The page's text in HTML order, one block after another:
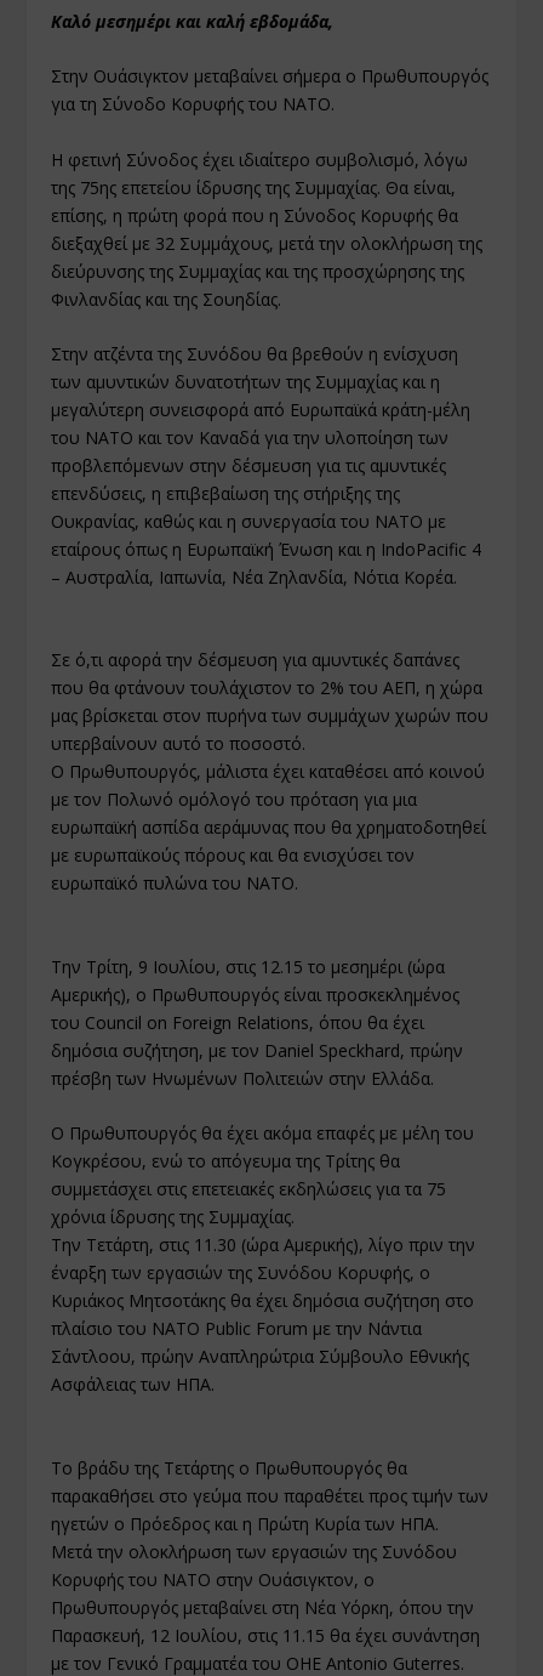
Καλό μεσημέρι και καλή εβδομάδα,
Στην Ουάσιγκτον μεταβαίνει σήμερα ο Πρωθυπουργός
για τη Σύνοδο Κορυφής του ΝΑΤΟ.
Η φετινή Σύνοδος έχει ιδιαίτερο συμβολισμό, λόγω
της 75ης επετείου ίδρυσης της Συμμαχίας. Θα είναι,
επίσης, η πρώτη φορά που η Σύνοδος Κορυφής θα
διεξαχθεί με 32 Συμμάχους, μετά την ολοκλήρωση της
διεύρυνσης της Συμμαχίας και της προσχώρησης της
Φινλανδίας και της Σουηδίας.
Στην ατζέντα της Συνόδου θα βρεθούν η ενίσχυση
των αμυντικών δυνατοτήτων της Συμμαχίας και η
μεγαλύτερη συνεισφορά από Ευρωπαϊκά κράτη-μέλη
του ΝΑΤΟ και τον Καναδά για την υλοποίηση των
προβλεπόμενων στην δέσμευση για τις αμυντικές
επενδύσεις, η επιβεβαίωση της στήριξης της
Ουκρανίας, καθώς και η συνεργασία του ΝΑΤΟ με
εταίρους όπως η Ευρωπαϊκή Ένωση και η IndoPacific 4
– Αυστραλία, Ιαπωνία, Νέα Ζηλανδία, Νότια Κορέα.
Σε ό,τι αφορά την δέσμευση για αμυντικές δαπάνες
που θα φτάνουν τουλάχιστον το 2% του ΑΕΠ, η χώρα
μας βρίσκεται στον πυρήνα των συμμάχων χωρών που
υπερβαίνουν αυτό το ποσοστό.
O Πρωθυπουργός, μάλιστα έχει καταθέσει από κοινού
με τον Πολωνό ομόλογό του πρόταση για μια
ευρωπαϊκή ασπίδα αεράμυνας που θα χρηματοδοτηθεί
με ευρωπαϊκούς πόρους και θα ενισχύσει τον
ευρωπαϊκό πυλώνα του ΝΑΤΟ.
Την Τρίτη, 9 Ιουλίου, στις 12.15 το μεσημέρι (ώρα
Αμερικής), ο Πρωθυπουργός είναι προσκεκλημένος
του Council on Foreign Relations, όπου θα έχει
δημόσια συζήτηση, με τον Daniel Speckhard, πρώην
πρέσβη των Ηνωμένων Πολιτειών στην Ελλάδα.
Ο Πρωθυπουργός θα έχει ακόμα επαφές με μέλη του
Κογκρέσου, ενώ το απόγευμα της Τρίτης θα
συμμετάσχει στις επετειακές εκδηλώσεις για τα 75
χρόνια ίδρυσης της Συμμαχίας.
Την Τετάρτη, στις 11.30 (ώρα Αμερικής), λίγο πριν την
έναρξη των εργασιών της Συνόδου Κορυφής, ο
Κυριάκος Μητσοτάκης θα έχει δημόσια συζήτηση στο
πλαίσιο του NATO Public Forum με την Νάντια
Σάντλοου, πρώην Αναπληρώτρια Σύμβουλο Εθνικής
Ασφάλειας των ΗΠΑ.
Το βράδυ της Τετάρτης ο Πρωθυπουργός θα
παρακαθήσει στο γεύμα που παραθέτει προς τιμήν των
ηγετών ο Πρόεδρος και η Πρώτη Κυρία των ΗΠΑ.
Μετά την ολοκλήρωση των εργασιών της Συνόδου
Κορυφής του ΝΑΤΟ στην Ουάσιγκτον, ο
Πρωθυπουργός μεταβαίνει στη Νέα Υόρκη, όπου την
Παρασκευή, 12 Ιουλίου, στις 11.15 θα έχει συνάντηση
με τον Γενικό Γραμματέα του ΟΗΕ Antonio Guterres.